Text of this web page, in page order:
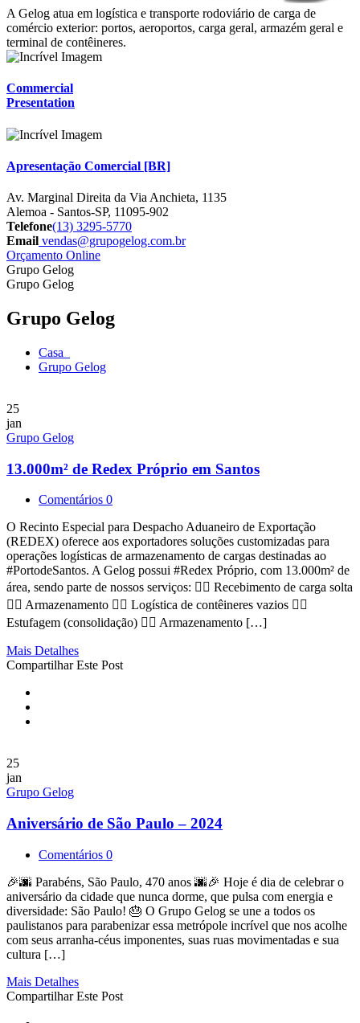
A Gelog atua em logística e transporte rodoviário de carga de
comércio exterior: portos, aeroportos, carga geral, armazém geral e
terminal de contêineres.
Commercial
Presentation
Apresentação Comercial [BR]
Av. Marginal Direita da Via Anchieta, 1135
Alemoa - Santos-SP, 11095-902
Telefone(13) 3295-5770
Email vendas@grupogelog.com.br
Orçamento Online
Grupo Gelog
Grupo Gelog
Grupo Gelog
Casa
Grupo Gelog
25
jan
Grupo Gelog
13.000m² de Redex Próprio em Santos
Comentários 0
O Recinto Especial para Despacho Aduaneiro de Exportação
(REDEX) oferece aos exportadores soluções customizadas para
operações logísticas de armazenamento de cargas destinadas ao
#PortodeSantos. A Gelog possui #Redex Próprio, com 13.000m² de
área, sendo parte de nossos serviços: 👉🏼 Recebimento de carga solta
👉🏼 Armazenamento 👉🏼 Logística de contêineres vazios 👉🏼
Estufagem (consolidação) 👉🏼 Armazenamento […]
Mais Detalhes
Compartilhar Este Post
25
jan
Grupo Gelog
Aniversário de São Paulo – 2024
Comentários 0
🎉🌆 Parabéns, São Paulo, 470 anos 🌆🎉 Hoje é dia de celebrar o
aniversário da cidade que nunca dorme, que pulsa com energia e
diversidade: São Paulo! 🎂 O Grupo Gelog se une a todos os
paulistanos para parabenizar essa metrópole incrível que nos acolhe
com seus arranha-céus imponentes, suas ruas movimentadas e sua
cultura […]
Mais Detalhes
Compartilhar Este Post